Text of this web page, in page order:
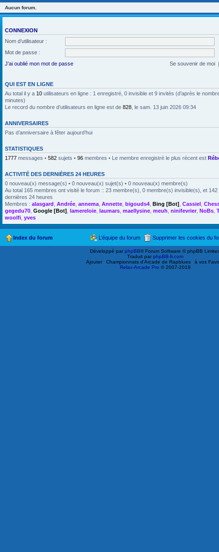
Aucun forum.
CONNEXION
Nom d’utilisateur :
Mot de passe :
J’ai oublié mon mot de passe
Se souvenir de moi
QUI EST EN LIGNE
Au total il y a 10 utilisateurs en ligne : 1 enregistré, 0 invisible et 9 invités (d’après le
minutes)
Le record du nombre d’utilisateurs en ligne est de 828 , le sam. 13 juin 2026 09:34
ANNIVERSAIRES
Pas d’anniversaire à fêter aujourd’hui
STATISTIQUES
1777 messages • 582 sujets • 96 membres • Le membre enregistré le plus récent est
ACTIVITÉ DES DERNIÈRES 24 HEURES
0 nouveau(x) message(s) • 0 nouveau(x) sujet(s) • 0 nouveau(x) membre(s)
Au total 165 membres ont visité le forum :: 23 membre(s), 0 membre(s) invisible(s), et
dernières 24 heures
Membres : alasgard Andrée annema Annette bigouds4 Bing [Bot] Cassiel
gegedu70 Google [Bot] lamereloie laumars maellysine meuh ninifevrier, NoBs
woolfi yves
Index du forum Supprimer les cookies du
L’équipe du forum
Développé parphpBB® Forum Software © phpBB
Traduit parphpBB-fr.com
Ajouter
Championnats d'Arcade de Rapblues
à vos
Relax-Arcade Pro © 2007-2019